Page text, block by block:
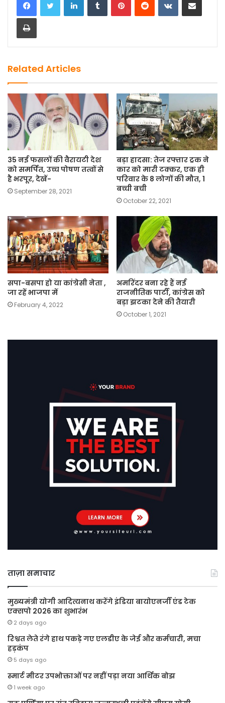
e
b
o
k
o
o
Print
Related Articles
35 नई फसलों की वैरायटी देश
को समर्पित, उच्च पोषण तत्वों से
है भरपूर, देखें-
September 28, 2021
बड़ा हादसा: तेज रफ्तार ट्रक ने
कार को मारी टक्कर, एक ही
परिवार के 8 लोगों की मौत, 1
बच्ची बची
October 22, 2021
सपा-बसपा हो या कांग्रेसी नेता ,
जा रहें भाजपा में
February 4, 2022
अमरिंदर बना रहे हैं नई
राजनीतिक पार्टी, कांग्रेस को
बड़ा झटका देने की तैयारी
October 1, 2021
ताज़ा समाचार
मुख्यमंत्री योगी आदित्यनाथ करेंगे इंडिया बायोएनर्जी एंड टेक
एक्सपो 2026 का शुभारंभ
2 days ago
रिश्वत लेते रंगे हाथ पकड़े गए एलडीए के जेई और कर्मचारी, मचा
हड़कंप
5 days ago
स्मार्ट मीटर उपभोक्ताओं पर नहीं पड़ा नया आर्थिक बोझ
1 week ago